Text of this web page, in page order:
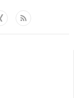
Xing Feed